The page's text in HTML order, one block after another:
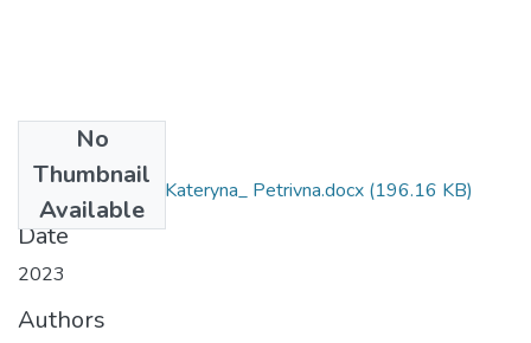
No
Thumbnail
Available
073_Stoyanova_ Kateryna_ Petrivna.docx (196.16 KB)
Date
2023
Authors